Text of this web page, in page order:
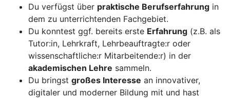
Du verfügst über praktische Berufserfahrung in
dem zu unterrichtenden Fachgebiet.
Du konntest ggf. bereits erste Erfahrung (z.B. als
Tutor:in, Lehrkraft, Lehrbeauftragte:r oder
wissenschaftliche:r Mitarbeitende:r) in der
akademischen Lehre sammeln.
Du bringst großes Interesse an innovativer,
digitaler und moderner Bildung mit und hast